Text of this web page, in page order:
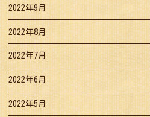
2022年9月
2022年8月
2022年7月
2022年6月
2022年5月